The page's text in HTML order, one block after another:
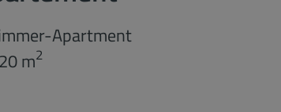
Apartment
m2